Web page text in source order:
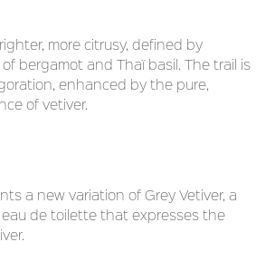
more citrusy, defined by
bergamot and Thaï basil. The trail is
enhanced by the pure,
of vetiver.
a new variation of Grey Vetiver, a
de toilette that expresses the